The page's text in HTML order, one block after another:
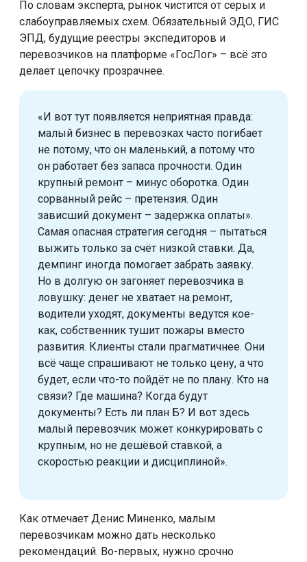
По словам эксперта, рынок чистится от серых и
слабоуправляемых схем. Обязательный ЭДО, ГИС
ЭПД, будущие реестры экспедиторов и
перевозчиков на платформе «ГосЛог» – всё это
делает цепочку прозрачнее.
«И вот тут появляется неприятная правда:
малый бизнес в перевозках часто погибает
не потому, что он маленький, а потому что
он работает без запаса прочности. Один
крупный ремонт – минус оборотка. Один
сорванный рейс – претензия. Один
зависший документ – задержка оплаты».
Самая опасная стратегия сегодня – пытаться
выжить только за счёт низкой ставки. Да,
демпинг иногда помогает забрать заявку.
Но в долгую он загоняет перевозчика в
ловушку: денег не хватает на ремонт,
водители уходят, документы ведутся кое-
как, собственник тушит пожары вместо
развития. Клиенты стали прагматичнее. Они
всё чаще спрашивают не только цену, а что
будет, если что-то пойдёт не по плану. Кто на
связи? Где машина? Когда будут
документы? Есть ли план Б? И вот здесь
малый перевозчик может конкурировать с
крупным, но не дешёвой ставкой, а
скоростью реакции и дисциплиной».
Как отмечает Денис Миненко, малым
перевозчикам можно дать несколько
рекомендаций. Во-первых, нужно срочно